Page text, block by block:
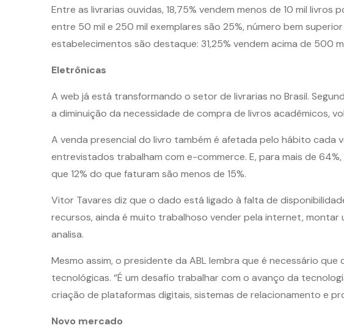
Entre as livrarias ouvidas, 18,75% vendem menos de 10 mil
entre 50 mil e 250 mil exemplares são 25%, número bem
estabelecimentos são destaque: 31,25% vendem acima de 500
Eletrônicas
A web já está transformando o setor de livrarias no Brasil.
a diminuição da necessidade de compra de livros acadêmicos,
A venda presencial do livro também é afetada pelo hábito cada
entrevistados trabalham com e-commerce. E, para mais de
que 12% do que faturam são menos de 15%.
Vitor Tavares diz que o dado está ligado à falta de
recursos, ainda é muito trabalhoso vender pela internet,
analisa.
Mesmo assim, o presidente da ABL lembra que é necessário
tecnológicas. “É um desafio trabalhar com o avanço da
criação de plataformas digitais, sistemas de relacionamento e
Novo mercado